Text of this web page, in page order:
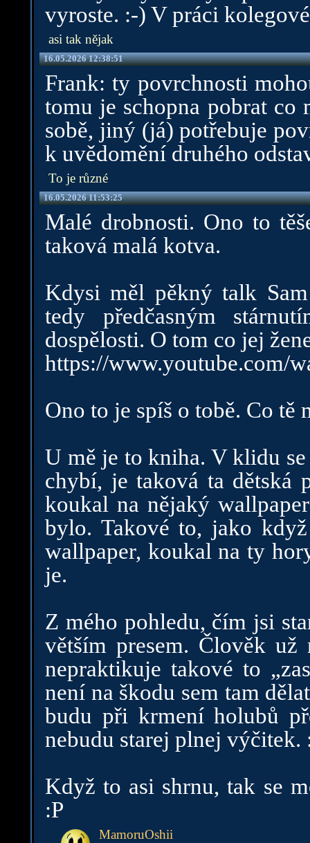
vyroste. :-) V práci
asi tak nějak
16.05.2026 12:38:51
Frank: ty povrchnosti
tomu je schopna pobrat co
sobě, jiný (já) potřebuje
k uvědomění druhého
To je různé
16.05.2026 11:53:25
Malé drobnosti. Ono to
taková malá kotva.
Kdysi měl pěkný talk
tedy předčasným
dospělosti. O tom co jej
https://www.youtube.com/
Ono to je spíš o tobě. Co tě
U mě je to kniha. V klidu
chybí, je taková ta dětská
koukal na nějaký
bylo. Takové to, jako
wallpaper, koukal na ty
je.
Z mého pohledu, čím jsi
větším presem. Člověk
nepraktikuje takové to
není na škodu sem tam
budu při krmení holubů
nebudu starej plnej výčitek.
Když to asi shrnu, tak se
:P
MamoruOshii